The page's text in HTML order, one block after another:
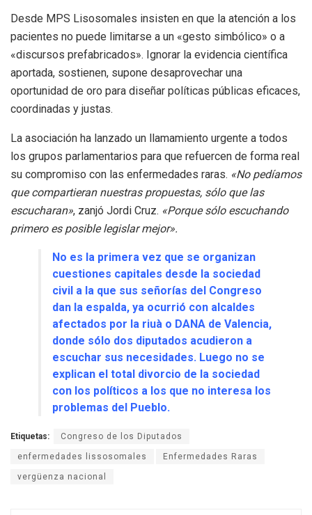
Desde MPS Lisosomales insisten en que la atención a los
pacientes no puede limitarse a un «gesto simbólico» o a
«discursos prefabricados». Ignorar la evidencia científica
aportada, sostienen, supone desaprovechar una
oportunidad de oro para diseñar políticas públicas eficaces,
coordinadas y justas.
La asociación ha lanzado un llamamiento urgente a todos
los grupos parlamentarios para que refuercen de forma real
su compromiso con las enfermedades raras. «No pedíamos
que compartieran nuestras propuestas, sólo que las
escucharan», zanjó Jordi Cruz. «Porque sólo escuchando
primero es posible legislar mejor».
No es la primera vez que se organizan
cuestiones capitales desde la sociedad
civil a la que sus señorías del Congreso
dan la espalda, ya ocurrió con alcaldes
afectados por la riuà o DANA de Valencia,
donde sólo dos diputados acudieron a
escuchar sus necesidades. Luego no se
explican el total divorcio de la sociedad
con los políticos a los que no interesa los
problemas del Pueblo.
Etiquetas: Congreso de los Diputados
enfermedades lissosomales Enfermedades Raras
vergüenza nacional